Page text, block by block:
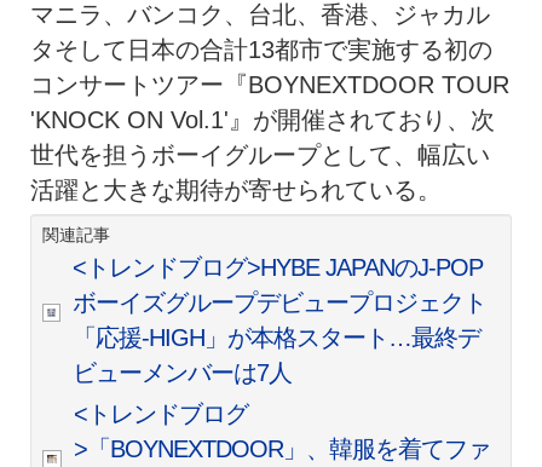
マニラ、バンコク、台北、香港、ジャカル
タそして日本の合計13都市で実施する初の
コンサートツアー『BOYNEXTDOOR TOUR
'KNOCK ON Vol.1'』が開催されており、次
世代を担うボーイグループとして、幅広い
活躍と大きな期待が寄せられている。
関連記事
<トレンドブログ>HYBE JAPANのJ-POP
ボーイズグループデビュープロジェクト
「応援-HIGH」が本格スタート…最終デ
ビューメンバーは7人
<トレンドブログ
>「BOYNEXTDOOR」、韓服を着てファ